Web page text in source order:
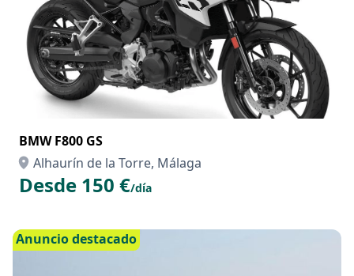
BMW F800 GS
Alhaurín de la Torre, Málaga
Desde 150 €/día
Anuncio destacado